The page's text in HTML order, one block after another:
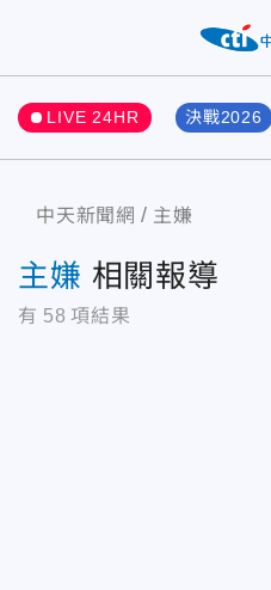
LIVE 24HR 決戰2026
中天新聞網 主嫌
主嫌 相關報導
有 58 項結果